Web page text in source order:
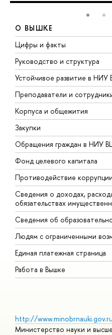
О ВЫШКЕ
Цифры и факты
Руководство и структура
Устойчивое развитие в
Преподаватели и
Корпуса и общежития
Закупки
Обращения граждан в НИУ
Фонд целевого капитала
Противодействие коррупции
Сведения о доходах,
обязательствах
Сведения об
Людям с ограниченными
Единая платежная страница
Работа в Вышке
http://
Министерство науки и